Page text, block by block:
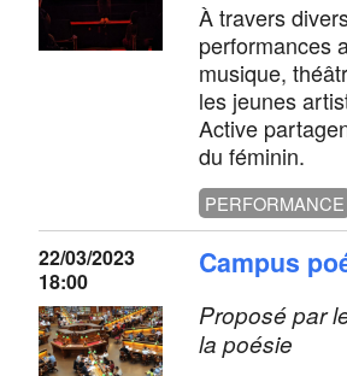
À travers
performances
musique,
les jeunes
Active
du féminin.
PERFORMANCE
22/03/2023
18:00
Campus
Proposé par
la poésie